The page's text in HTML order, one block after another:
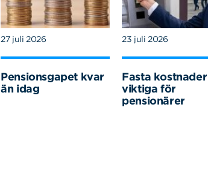
27 juli 2026
Pensionsgapet kvar
än idag
23 juli 2026
Fasta kostnader
viktiga för
pensionärer